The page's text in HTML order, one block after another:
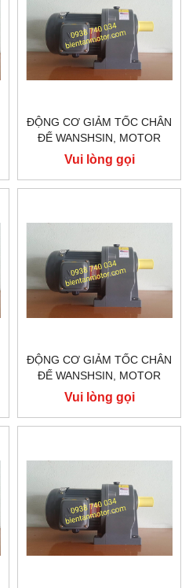
ĐỘNG CƠ GIẢM TỐC CHÂN
ĐẾ WANSHSIN, MOTOR
GIẢM TỐC WANSHSIN
200W GH22-200-40S
Vui lòng gọi
ĐỘNG CƠ GIẢM TỐC CHÂN
ĐẾ WANSHSIN, MOTOR
GIẢM TỐC WANSHSIN
200W GH22-200-20S
Vui lòng gọi